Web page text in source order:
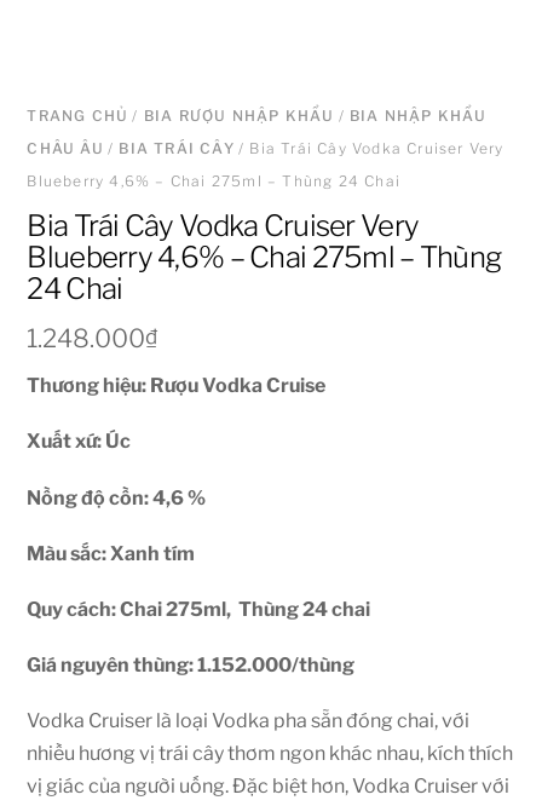
TRANG CHỦ / BIA RƯỢU NHẬP KHẨU / BIA NHẬP KHẨU
CHÂU ÂU / BIA TRÁI CÂY/ Bia Trái Cây Vodka Cruiser Very
Blueberry 4,6% – Chai 275ml – Thùng 24 Chai
Bia Trái Cây Vodka Cruiser Very
Blueberry 4,6% – Chai 275ml – Thùng
24 Chai
1.248.000₫
Thương hiệu: Rượu Vodka Cruise
Xuất xứ: Úc
Nồng độ cồn: 4,6 %
Màu sắc: Xanh tím
Quy cách: Chai 275ml, Thùng 24 chai
Giá nguyên thùng: 1.152.000/thùng
Vodka Cruiser là loại Vodka pha sẵn đóng chai, với
nhiều hương vị trái cây thơm ngon khác nhau, kích thích
vị giác của người uống. Đặc biệt hơn, Vodka Cruiser với